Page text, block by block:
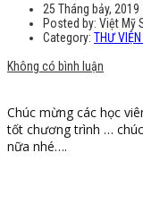
25 Tháng bảy, 2019
Posted by: Việt Mỹ
Category: THƯ
Không có bình luận
Chúc mừng các học
tốt chương trình …
nữa nhé….